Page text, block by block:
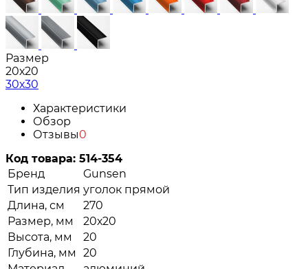
Размер
20х20
30х30
Характеристики
Обзор
Отзывы0
Код товара: 514-354
Бренд
Gunsen
Тип изделия уголок прямой
Длина, см
270
Размер, мм
20х20
Высота, мм
20
Глубина, мм
20